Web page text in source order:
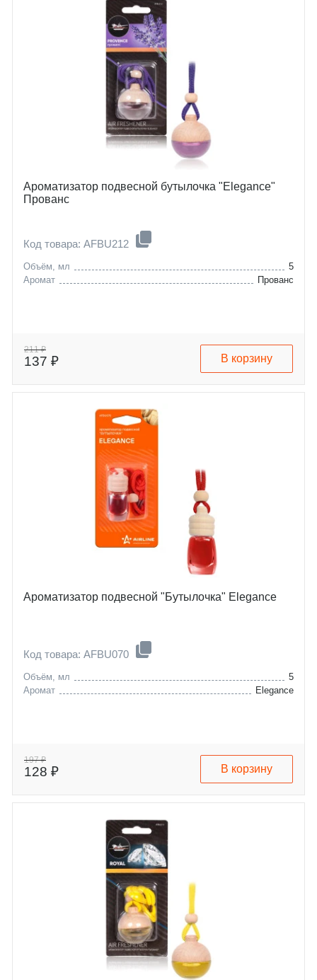
Ароматизатор подвесной бутылочка "Elegance"
Прованс
Код товара: AFBU212
Объём, мл
5
Аромат
Прованс
211 ₽
137 ₽ В корзину
Ароматизатор подвесной "Бутылочка" Elegance
Код товара: AFBU070
Объём, мл
5
Аромат
Elegance
197 ₽
128 ₽ В корзину